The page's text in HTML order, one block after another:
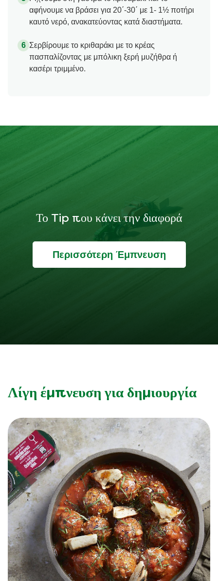
αφήνουμε να βράσει για 20΄-30΄ με 1- 1½ ποτήρι
καυτό νερό, ανακατεύοντας κατά διαστήματα.
Σερβίρουμε το κριθαράκι με το κρέας
πασπαλίζοντας με μπόλικη ξερή μυζήθρα ή
κασέρι τριμμένο.
Το Tip που κάνει την διαφορά
Περισσότερη Έμπνευση
Λίγη έμπνευση για δημιουργία